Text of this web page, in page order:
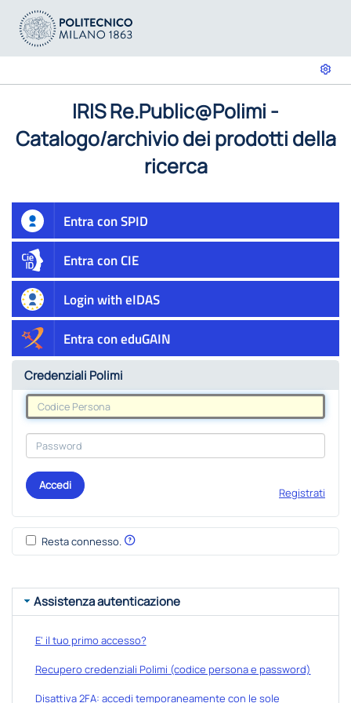
IRIS Re.Public@Polimi -
Catalogo/archivio dei prodotti della
ricerca
Entra con SPID
Entra con CIE
Login with eIDAS
Entra con eduGAIN
Credenziali Polimi
Accedi
Registrati
Resta connesso.
Assistenza autenticazione
E' il tuo primo accesso?
Recupero credenziali Polimi (codice persona e password)
Disattiva 2FA: accedi temporaneamente con le sole